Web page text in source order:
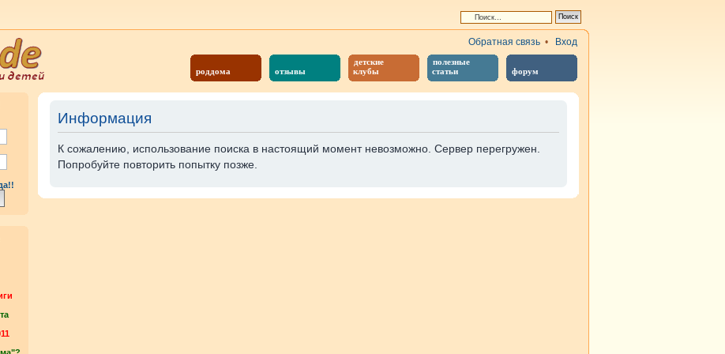
роддома отзывы
детские
клубы
полезные
статьи
форум
Обратная связь • Вход
Информация
К сожалению, использование поиска в настоящий момент невозможно. Сервер перегружен.
Попробуйте повторить попытку позже.